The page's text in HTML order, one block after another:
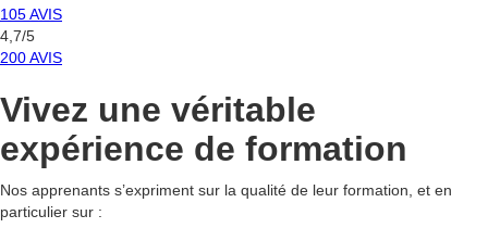
105 AVIS
4,7/5
200 AVIS
Vivez une véritable
expérience de formation
Nos apprenants s’expriment sur la qualité de leur formation, et en
particulier sur :